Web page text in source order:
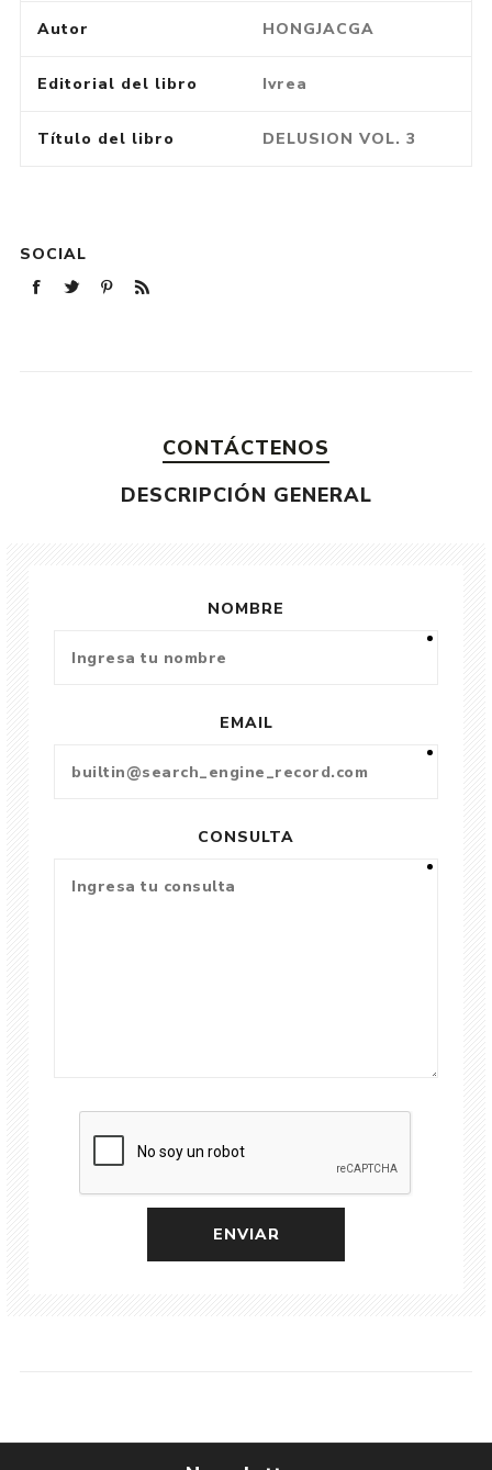
Autor HONGJACGA
Editorial del libro Ivrea
Título del libro DELUSION VOL. 3
SOCIAL
CONTÁCTENOS
DESCRIPCIÓN GENERAL
NOMBRE
EMAIL
CONSULTA